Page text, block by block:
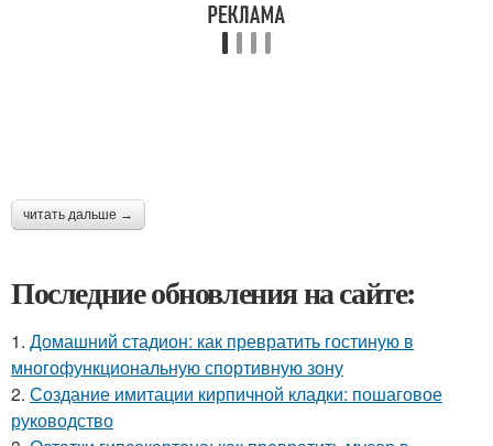
читать дальше →
Последние обновления на сайте:
1. Домашний стадион: как превратить гостиную в
многофункциональную спортивную зону
2. Создание имитации кирпичной кладки: пошаговое
руководство